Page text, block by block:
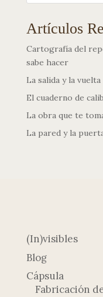
Artículos
Cartografía del
sabe hacer
La salida y la vuelta
El cuaderno de
La obra que te
La pared y la
(In)visibles
Blog
Cápsula
Fabricación